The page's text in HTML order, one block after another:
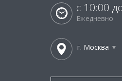
с 10:00
Ежедневно
г. Москва